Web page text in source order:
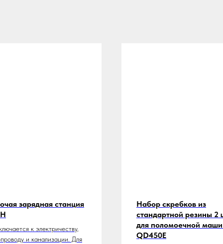
зарядная станция
к электричеству,
и канализации. Для
Набор скребков из
стандартной резины 2
для поломоечной
QD450E